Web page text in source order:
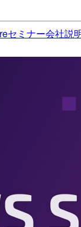
セミナー会社説